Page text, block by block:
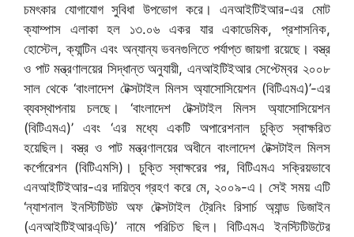
চমৎকার যোগাযোগ সুবিধা উপভোগ করে। এনআইটিইআর-এর মোট
ক্যাম্পাস এলাকা হল ১৩.০৬ একর যার একাডেমিক, প্রশাসনিক,
হোস্টেল, ক্যান্টিন এবং অন্যান্য ভবনগুলিতে পর্যাপ্ত জায়গা রয়েছে। বস্ত্র
ও পাট মন্ত্রণালয়ের সিদ্ধান্ত অনুযায়ী, এনআইটিইআর সেপ্টেম্বর ২০০৮
সাল থেকে ‘বাংলাদেশ টেক্সটাইল মিলস অ্যাসোসিয়েশন (বিটিএমএ)’-এর
ব্যবস্থাপনায় চলছে। ‘বাংলাদেশ টেক্সটাইল মিলস অ্যাসোসিয়েশন
(বিটিএমএ)’ এবং ‘এর মধ্যে একটি অপারেশনাল চুক্তি স্বাক্ষরিত
হয়েছিল। বস্ত্র ও পাট মন্ত্রণালয়ের অধীনে বাংলাদেশ টেক্সটাইল মিলস
কর্পোরেশন (বিটিএমসি)। চুক্তি স্বাক্ষরের পর, বিটিএমএ সক্রিয়ভাবে
এনআইটিইআর-এর দায়িত্ব গ্রহণ করে মে, ২০০৯-এ। সেই সময় এটি
‘ন্যাশনাল ইনস্টিটিউট অফ টেক্সটাইল ট্রেনিং রিসার্চ অ্যান্ড ডিজাইন
(এনআইটিইআরএ্ডি)’ নামে পরিচিত ছিল। বিটিএমএ ইনস্টিটিউটের